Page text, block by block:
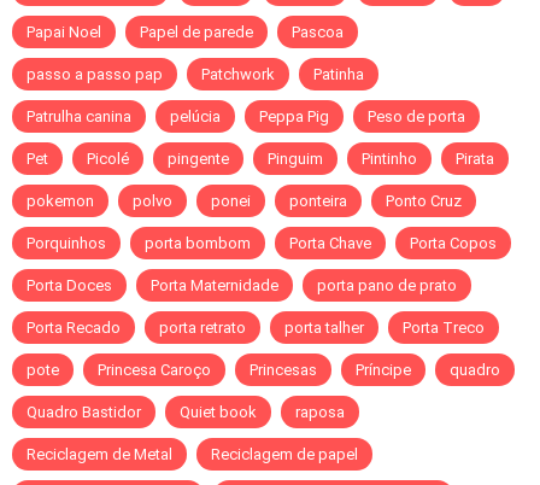
Papai Noel Papel de parede Pascoa
passo a passo pap Patchwork Patinha
Patrulha canina pelúcia Peppa Pig Peso de porta
Pet Picolé pingente Pinguim Pintinho Pirata
pokemon polvo ponei ponteira Ponto Cruz
Porquinhos porta bombom Porta Chave Porta Copos
Porta Doces Porta Maternidade porta pano de prato
Porta Recado porta retrato porta talher Porta Treco
pote Princesa Caroço Princesas Príncipe quadro
Quadro Bastidor Quiet book raposa
Reciclagem de Metal Reciclagem de papel